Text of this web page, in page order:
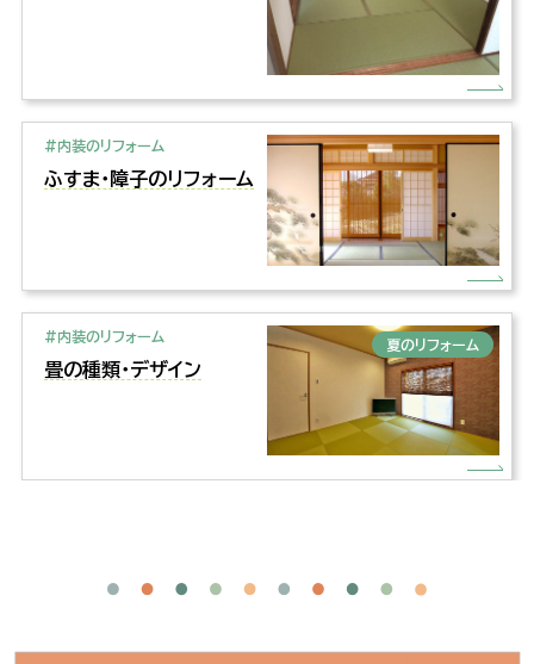
#内装のリフォーム
ふすま・障子のリフォーム
夏のリフォーム
#内装のリフォーム
畳の種類・デザイン